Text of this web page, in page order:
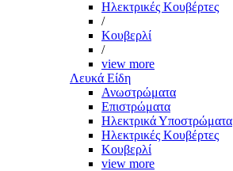
Ηλεκτρικές Κουβέρτες
/
Κουβερλί
/
view more
Λευκά Είδη
Ανωστρώματα
Επιστρώματα
Ηλεκτρικά Υποστρώματα
Ηλεκτρικές Κουβέρτες
Κουβερλί
view more